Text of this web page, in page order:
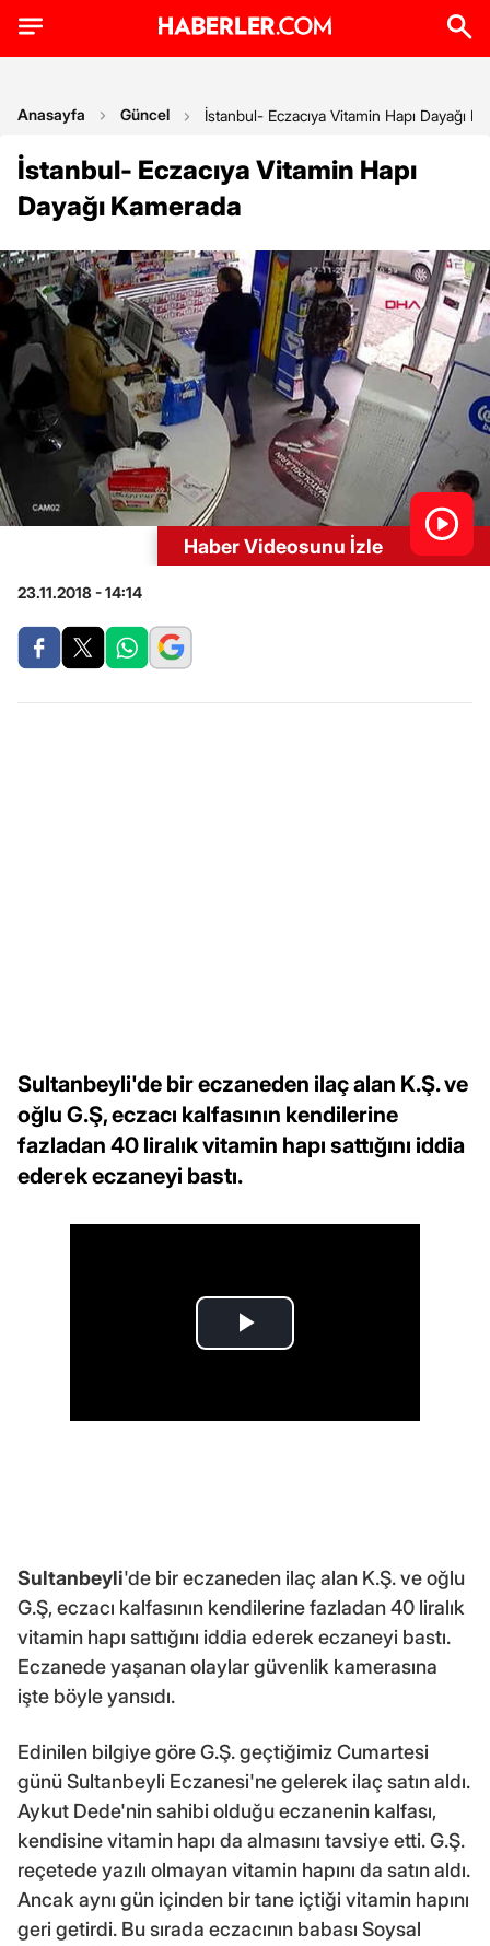
Anasayfa Güncel İstanbul- Eczacıya Vitamin Hapı Dayağı
İstanbul- Eczacıya Vitamin Hapı
Dayağı Kamerada
Haber Videosunu İzle
23.11.2018 - 14:14
Sultanbeyli'de bir eczaneden ilaç alan K.Ş. ve
oğlu G.Ş, eczacı kalfasının kendilerine
fazladan 40 liralık vitamin hapı sattığını iddia
ederek eczaneyi bastı.
Sultanbeyli'de bir eczaneden ilaç alan K.Ş. ve oğlu
G.Ş, eczacı kalfasının kendilerine fazladan 40 liralık
vitamin hapı sattığını iddia ederek eczaneyi bastı.
Eczanede yaşanan olaylar güvenlik kamerasına
işte böyle yansıdı.
Edinilen bilgiye göre G.Ş. geçtiğimiz Cumartesi
günü Sultanbeyli Eczanesi'ne gelerek ilaç satın aldı.
Aykut Dede'nin sahibi olduğu eczanenin kalfası,
kendisine vitamin hapı da almasını tavsiye etti. G.Ş.
reçetede yazılı olmayan vitamin hapını da satın aldı.
Ancak aynı gün içinden bir tane içtiği vitamin hapını
geri getirdi. Bu sırada eczacının babası Soysal